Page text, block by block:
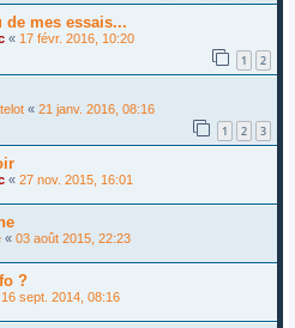
de mes essais...
« 17 févr. 2016, 10:20
1 2
« 21 janv. 2016, 08:16
1 2 3
« 27 nov. 2015, 16:01
« 03 août 2015, 22:23
?
16 sept. 2014, 08:16